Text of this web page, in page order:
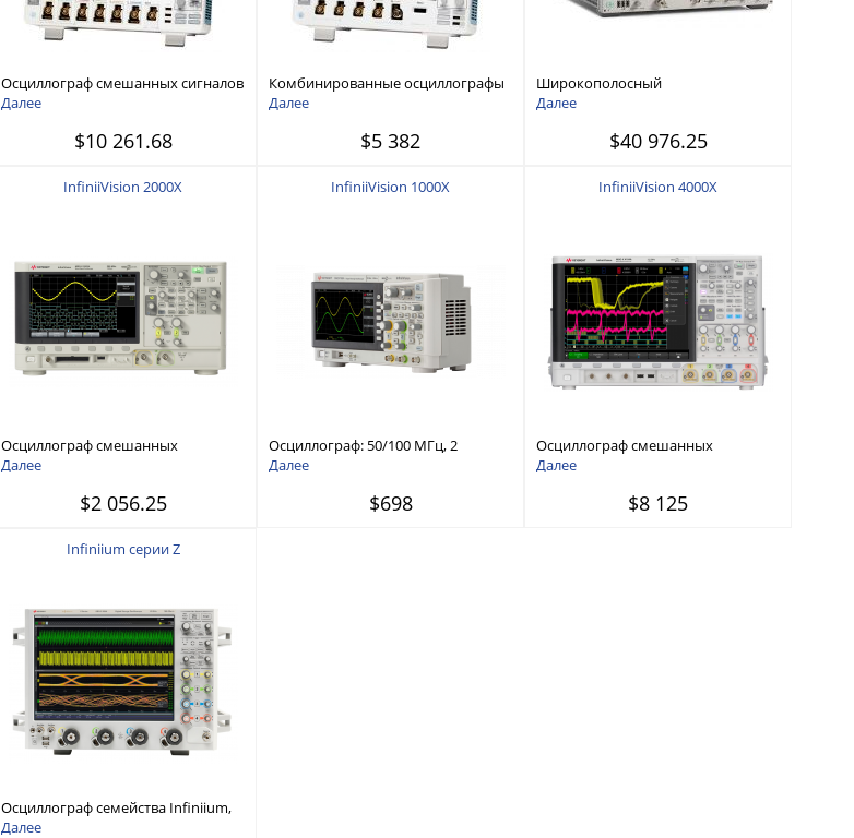
Осциллограф смешанных сигналов
MSO серия 4, 200 - 1,5 ГГц, 4 или 6
Далее
$10 261.68
Комбинированные осциллографы
MDO серия 3, 100 - 1 ГГц, 2 или 4
Далее
$5 382
Широкополосный
стробоскопический осциллограф и
Далее
$40 976.25
InfiniiVision 2000X
Осциллограф смешанных
сигналов: 70 МГц/200 МГц, 4
Далее
$2 056.25
InfiniiVision 1000X
Осциллограф: 50/100 МГц, 2
аналоговых канала
Далее
$698
InfiniiVision 4000X
Осциллограф смешанных
сигналов: 200 МГц/1,5 ГГц, 4
Далее
$8 125
Infiniium серии Z
Осциллограф семейства Infiniium,
63 ГГц
Далее